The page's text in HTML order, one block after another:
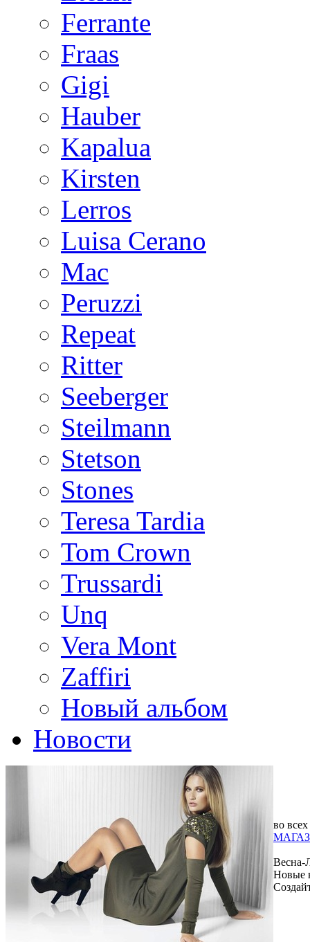
Ferrante
Fraas
Gigi
Hauber
Kapalua
Kirsten
Lerros
Luisa Cerano
Mac
Peruzzi
Repeat
Ritter
Seeberger
Steilmann
Stetson
Stones
Teresa Tardia
Tom Crown
Trussardi
Unq
Vera Mont
Zaffiri
Новый альбом
Новости
во всех
Весна-
Новые